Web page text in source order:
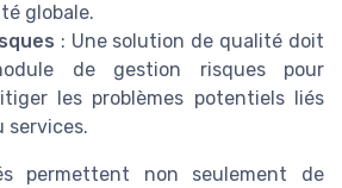
globale.
: Une solution de qualité doit
de gestion risques pour
les problèmes potentiels liés
services.
permettent non seulement de